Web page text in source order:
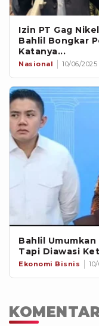
Izin PT Gag
Bahlil Bongkar
Katanya...
Nasional 10/06/2025
Bahlil Umumkan
Tapi Diawasi
Ekonomi Bisnis